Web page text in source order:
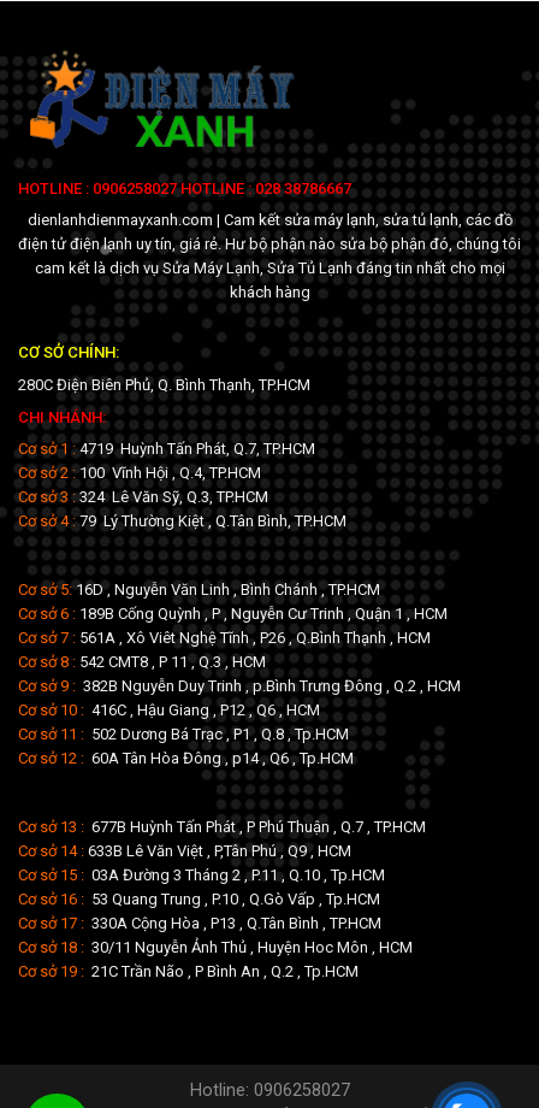
HOTLINE : 0906258027 HOTLINE : 028 38786667
dienlanhdienmayxanh.com | Cam kết sửa máy lạnh, sửa tủ lạnh, các đồ
điện tử điện lạnh uy tín, giá rẻ. Hư bộ phận nào sửa bộ phận đó, chúng tôi
cam kết là dịch vụ Sửa Máy Lạnh, Sửa Tủ Lạnh đáng tin nhất cho mọi
khách hàng
CƠ SỞ CHÍNH:
280C Điện Biên Phủ, Q. Bình Thạnh, TP.HCM
CHI NHÁNH:
Cơ sở 1 :4719 Huỳnh Tấn Phát, Q.7, TP.HCM
Cơ sở 2 :100 Vĩnh Hội , Q.4, TP.HCM
Cơ sở 3 :324 Lê Văn Sỹ, Q.3, TP.HCM
Cơ sở 4 :79 Lý Thường Kiệt , Q.Tân Bình, TP.HCM
Cơ sở 5:16D , Nguyễn Văn Linh , Bình Chánh , TP.HCM
Cơ sở 6 : 189B Cống Quỳnh , P , Nguyễn Cư Trinh , Quận 1 , HCM
Cơ sở 7 : 561A , Xô Viêt Nghệ Tĩnh , P26 , Q.Bình Thạnh , HCM
Cơ sở 8 : 542 CMT8 , P 11 , Q.3 , HCM
Cơ sở 9 : 382B Nguyễn Duy Trinh , p.Bình Trưng Đông , Q.2 , HCM
Cơ sở 10 : 416C , Hậu Giang , P12 , Q6 , HCM
Cơ sở 11 : 502 Dương Bá Trạc , P1 , Q.8 , Tp.HCM
Cơ sở 12 : 60A Tân Hòa Đông , p14 , Q6 , Tp.HCM
Cơ sở 13 : 677B Huỳnh Tấn Phát , P Phú Thuận , Q.7 , TP.HCM
Cơ sở 14 : 633B Lê Văn Việt , P,Tân Phú , Q9 , HCM
Cơ sở 15 : 03A Đường 3 Tháng 2 , P.11 , Q.10 , Tp.HCM
Cơ sở 16 : 53 Quang Trung , P.10 , Q.Gò Vấp , Tp.HCM
Cơ sở 17 : 330A Cộng Hòa , P13 , Q.Tân Bình , TP.HCM
Cơ sở 18 : 30/11 Nguyễn Ảnh Thủ , Huyện Hoc Môn , HCM
Cơ sở 19 : 21C Trần Não , P Bình An , Q.2 , Tp.HCM
Hotline: 0906258027